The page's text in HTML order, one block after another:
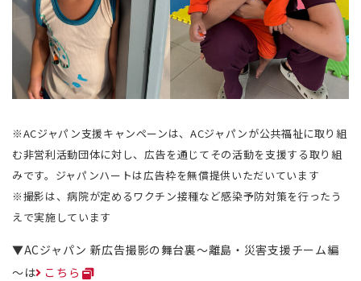
※ACジャパン支援キャンペーンは、ACジャパンが公共福祉に取り組
む非営利活動団体に対し、広告を通じてその活動を支援する取り組
みです。ジャパンハートは広告枠を無償提供いただいています
※撮影は、病院が定めるワクチン接種など感染予防対策を行ったう
えで実施しています
▼ACジャパン 新広告撮影の舞台裏～離島・災害支援チーム編
～は
こちら